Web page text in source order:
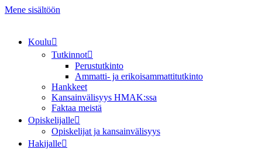
Mene sisältöön
Koulu
Tutkinnot
Perustutkinto
Ammatti- ja erikoisammattitutkinto
Hankkeet
Kansainvälisyys HMAK:ssa
Faktaa meistä
Opiskelijalle
Opiskelijat ja kansainvälisyys
Hakijalle